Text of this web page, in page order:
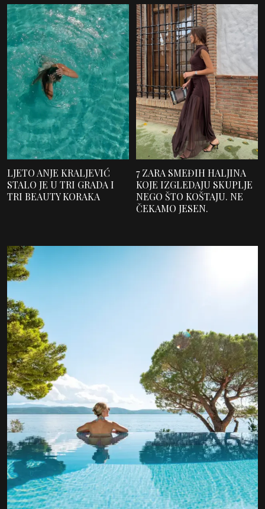
LJETO ANJE KRALJEVIĆ
STALO JE U TRI GRADA I
TRI BEAUTY KORAKA
7 ZARA SMEĐIH HALJINA
KOJE IZGLEDAJU SKUPLJE
NEGO ŠTO KOŠTAJU. NE
ČEKAMO JESEN.